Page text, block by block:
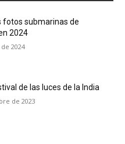
fotos submarinas de
2024
2024
de las luces de la India
de 2023